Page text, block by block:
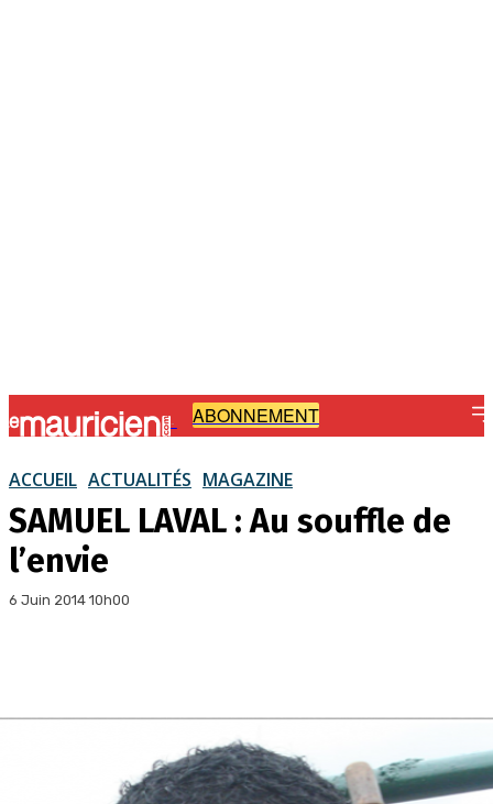
- ABONNEMENT
ACCUEIL ACTUALITÉS MAGAZINE
SAMUEL LAVAL : Au souffle de
l’envie
6 Juin 2014 10h00